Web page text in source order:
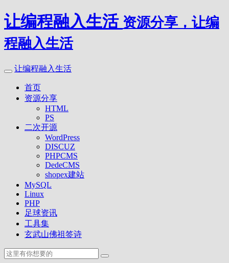
让编程融入生活 资源分享，让编
程融入生活
让编程融入生活
首页
资源分享
HTML
PS
二次开源
WordPress
DISCUZ
PHPCMS
DedeCMS
shopex建站
MySQL
Linux
PHP
足球资讯
工具集
玄武山佛祖签诗